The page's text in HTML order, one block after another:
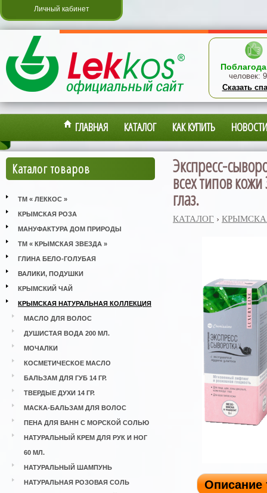
Личный кабинет
человек:
Сказать
ГЛАВНАЯ КАТАЛОГ КАК КУПИТЬ НОВОСТИ
Каталог товаров
ТМ « ЛЕККОС »
КРЫМСКАЯ РОЗА
МАНУФАКТУРА ДОМ ПРИРОДЫ
ТМ « КРЫМСКАЯ ЗВЕЗДА »
ГЛИНА БЕЛО-ГОЛУБАЯ
ВАЛИКИ, ПОДУШКИ
КРЫМСКИЙ ЧАЙ
КРЫМСКАЯ НАТУРАЛЬНАЯ КОЛЛЕКЦИЯ
МАСЛО ДЛЯ ВОЛОС
ДУШИСТАЯ ВОДА 200 МЛ.
МОЧАЛКИ
КОСМЕТИЧЕСКОЕ МАСЛО
БАЛЬЗАМ ДЛЯ ГУБ 14 ГР.
ТВЕРДЫЕ ДУХИ 14 ГР.
МАСКА-БАЛЬЗАМ ДЛЯ ВОЛОС
ПЕНА ДЛЯ ВАНН С МОРСКОЙ СОЛЬЮ
НАТУРАЛЬНЫЙ КРЕМ ДЛЯ РУК И НОГ
60 МЛ.
НАТУРАЛЬНЫЙ ШАМПУНЬ
НАТУРАЛЬНАЯ РОЗОВАЯ СОЛЬ
Экспресс-
всех типов
глаз.
КАТАЛОГ ›
Описание